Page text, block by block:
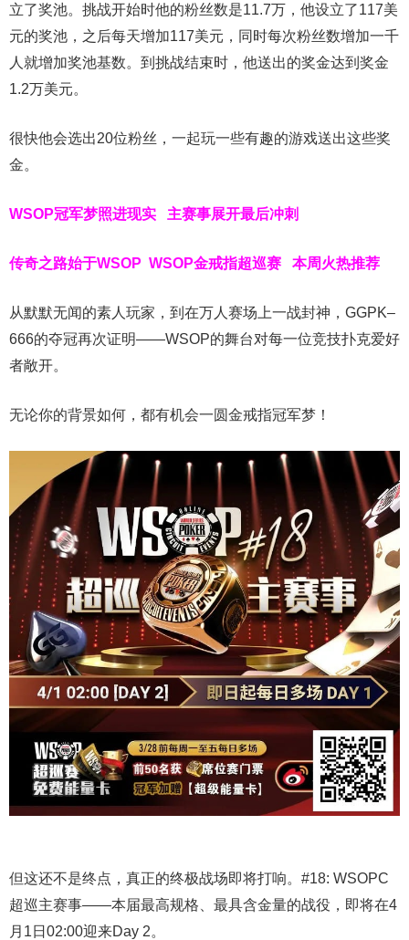
立了奖池。挑战开始时他的粉丝数是11.7万，他设立了117美
元的奖池，之后每天增加117美元，同时每次粉丝数增加一千
人就增加奖池基数。到挑战结束时，他送出的奖金达到奖金
1.2万美元。
很快他会选出20位粉丝，一起玩一些有趣的游戏送出这些奖
金。
WSOP冠军梦照进现实 主赛事展开最后冲刺
传奇之路始于WSOP WSOP金戒指超巡赛 本周火热推荐
从默默无闻的素人玩家，到在万人赛场上一战封神，GGPK–
666的夺冠再次证明——WSOP的舞台对每一位竞技扑克爱好
者敞开。
无论你的背景如何，都有机会一圆金戒指冠军梦！
但这还不是终点，真正的终极战场即将打响。#18: WSOPC
超巡主赛事——本届最高规格、最具含金量的战役，即将在4
月1日02:00迎来Day 2。